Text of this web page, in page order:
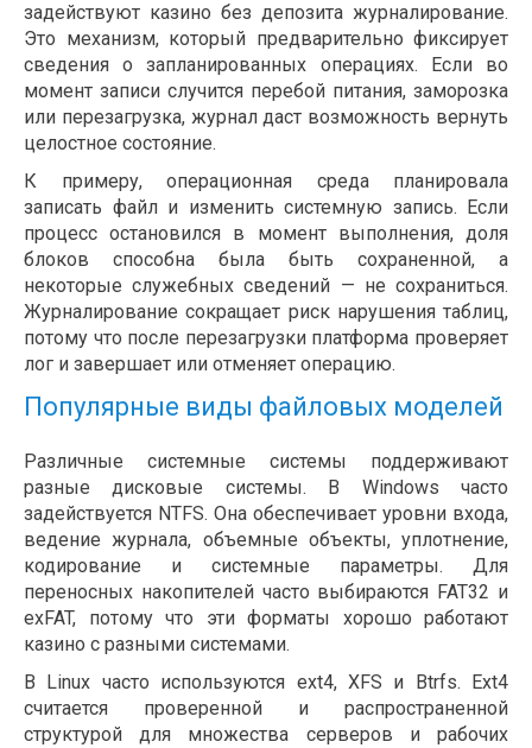
задействуют казино без депозита журналирование.
Это механизм, который предварительно фиксирует
сведения о запланированных операциях. Если во
момент записи случится перебой питания, заморозка
или перезагрузка, журнал даст возможность вернуть
целостное состояние.
К примеру, операционная среда планировала
записать файл и изменить системную запись. Если
процесс остановился в момент выполнения, доля
блоков способна была быть сохраненной, а
некоторые служебных сведений — не сохраниться.
Журналирование сокращает риск нарушения таблиц,
потому что после перезагрузки платформа проверяет
лог и завершает или отменяет операцию.
Популярные виды файловых моделей
Различные системные системы поддерживают
разные дисковые системы. В Windows часто
задействуется NTFS. Она обеспечивает уровни входа,
ведение журнала, объемные объекты, уплотнение,
кодирование и системные параметры. Для
переносных накопителей часто выбираются FAT32 и
exFAT, потому что эти форматы хорошо работают
казино с разными системами.
В Linux часто используются ext4, XFS и Btrfs. Ext4
считается проверенной и распространенной
структурой для множества серверов и рабочих